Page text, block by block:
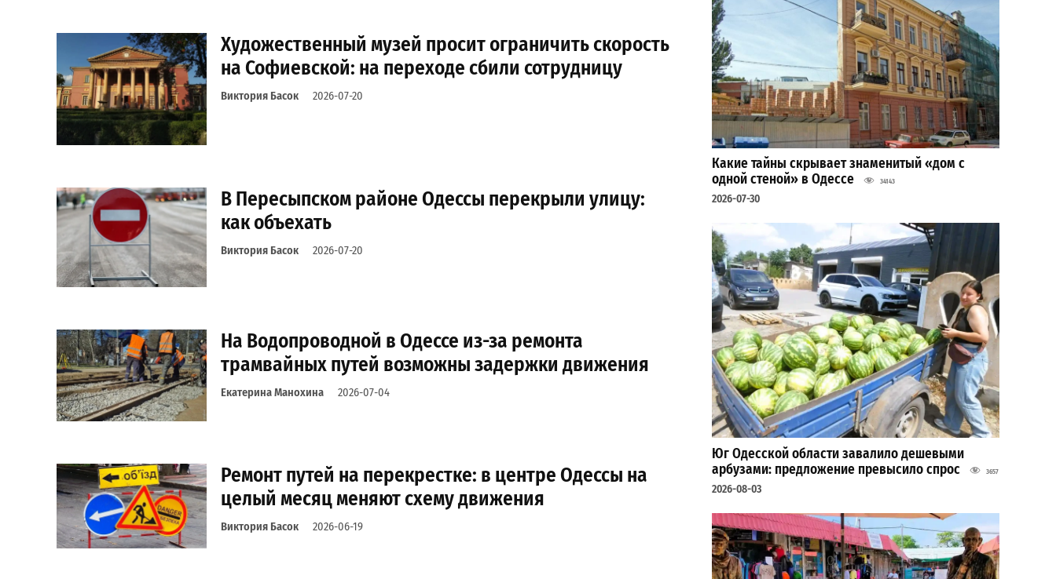
Художественный музей просит ограничить скорость
на Софиевской: на переходе сбили сотрудницу
Виктория Басок 2026-07-20
В Пересыпском районе Одессы перекрыли улицу:
как объехать
Виктория Басок 2026-07-20
На Водопроводной в Одессе из-за ремонта
трамвайных путей возможны задержки движения
Екатерина Манохина 2026-07-04
Ремонт путей на перекрестке: в центре Одессы на
целый месяц меняют схему движения
Виктория Басок 2026-06-19
Какие тайны скрывает знаменитый «дом с
одной стеной» в Одессе
34143
2026-07-30
Юг Одесской области завалило дешевыми
арбузами: предложение превысило спрос
3657
2026-08-03